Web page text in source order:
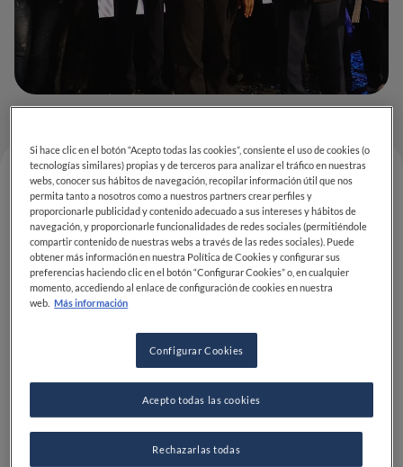
final regional de Latin America
de laS.Pellegrino Young Chef
Academy Comeptition 2024-25esGabriela
Sarmiento:por primera vez una panameña
representará a la región en laGrand Finalede Milán a
celebrarse en octubre del 2025.
Si hace clic en el botón “Acepto todas las cookies”, consiente el uso de cookies (o
tecnologías similares) propias y de terceros para analizar el tráfico en nuestras
webs, conocer sus hábitos de navegación, recopilar información útil que nos
permita tanto a nosotros como a nuestros partners crear perfiles y
proporcionarle publicidad y contenido adecuado a sus intereses y hábitos de
navegación, y proporcionarle funcionalidades de redes sociales (permitiéndole
compartir contenido de nuestras webs a través de las redes sociales). Puede
obtener más información en nuestra Política de Cookies y configurar sus
preferencias haciendo clic en el botón “Configurar Cookies” o, en cualquier
momento, accediendo al enlace de configuración de cookies en nuestra
web. Más información
Configurar Cookies
Rechazarlas todas
Acepto todas las cookies